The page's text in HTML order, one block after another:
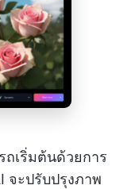
เริ่มต้นด้วยการ
จะปรับปรุงภาพ